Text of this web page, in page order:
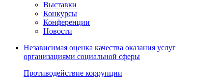
Выставки
Конкурсы
Конференции
Новости
Независимая оценка качества оказания услуг
организациями социальной сферы
Противодействие коррупции